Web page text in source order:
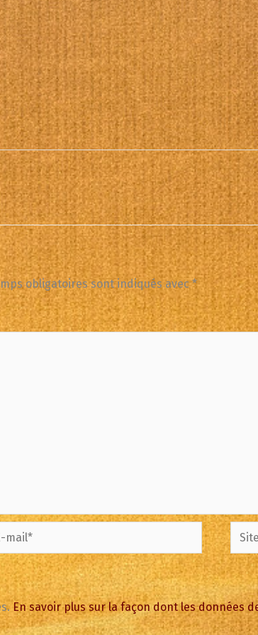
obligatoires sont indiqués avec*
Site
En savoir plus sur la façon dont les données